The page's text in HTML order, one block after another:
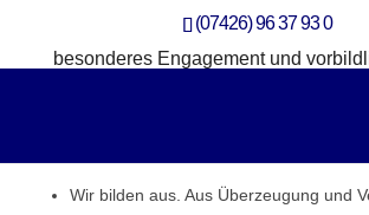
(07426) 96 37 93 0
HOLZBAU WEISS ist ausgezeichnet.
besonderes Engagement und
Handwerkskammer Konstanz. Das
Wir bilden aus. Aus Überzeugung und